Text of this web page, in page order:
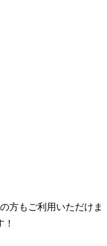
方もご利用いただけま